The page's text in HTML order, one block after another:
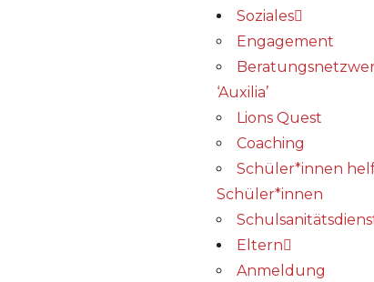
Soziales
Engagement
‘Auxilia’
Lions Quest
Coaching
Schüler*innen
Schüler*innen
Eltern
Anmeldung